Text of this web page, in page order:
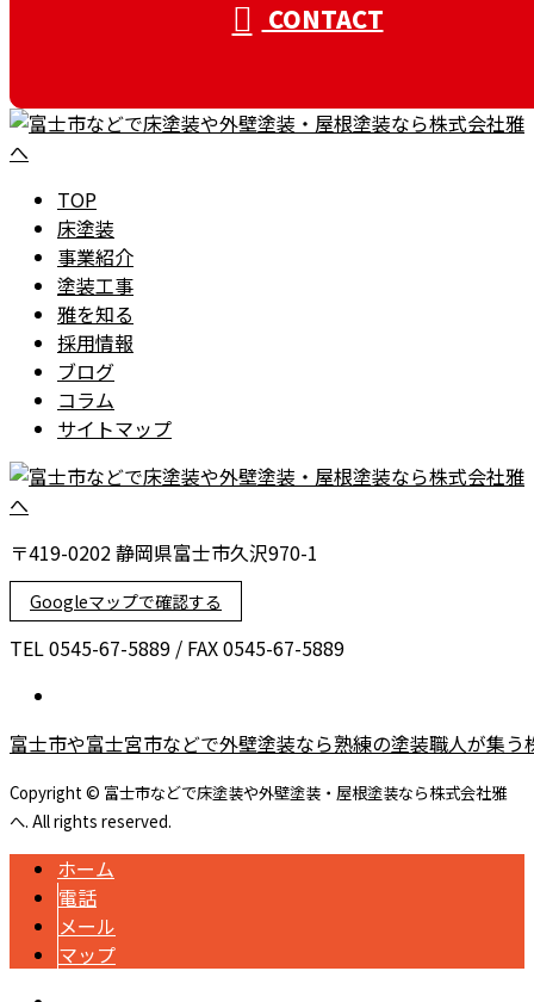
CONTACT
TOP
床塗装
事業紹介
塗装工事
雅を知る
採用情報
ブログ
コラム
サイトマップ
〒419-0202 静岡県富士市久沢970-1
Googleマップで確認する
TEL 0545-67-5889 / FAX 0545-67-5889
富士市や富士宮市などで外壁塗装なら熟練の塗装職人が集う
Copyright © 富士市などで床塗装や外壁塗装・屋根塗装なら株式会社雅
へ. All rights reserved.
ホーム
電話
メール
マップ